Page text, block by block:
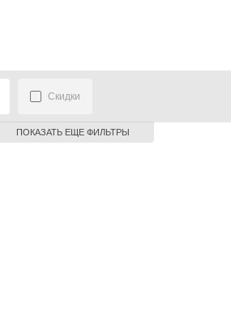
Скидки
ПОКАЗАТЬ ЕЩЕ ФИЛЬТРЫ